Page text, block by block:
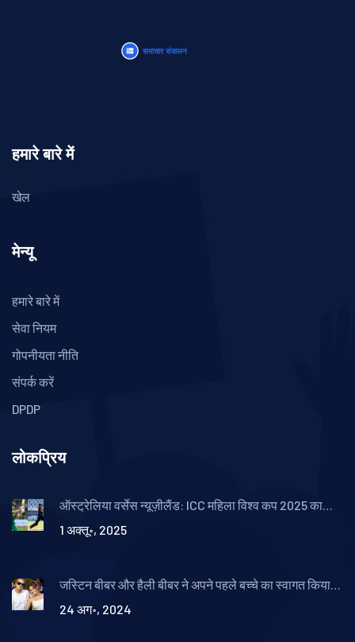
हमारे बारे में
खेल
मेन्यू
हमारे बारे में
सेवा नियम
गोपनीयता नीति
संपर्क करें
DPDP
लोकप्रिय
ऑस्ट्रेलिया वर्सेस न्यूज़ीलैंड: ICC महिला विश्व कप 2025 का
1 अक्तू॰, 2025
जस्टिन बीबर और हैली बीबर ने अपने पहले बच्चे का स्वागत किया,
24 अग॰, 2024